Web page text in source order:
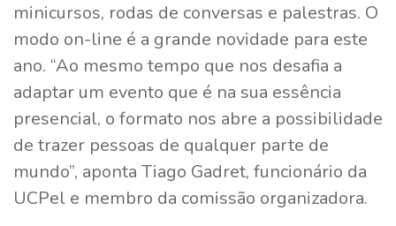
minicursos, rodas de conversas e palestras. O
modo on-line é a grande novidade para este
ano. “Ao mesmo tempo que nos desafia a
adaptar um evento que é na sua essência
presencial, o formato nos abre a possibilidade
de trazer pessoas de qualquer parte de
mundo”, aponta Tiago Gadret, funcionário da
UCPel e membro da comissão organizadora.